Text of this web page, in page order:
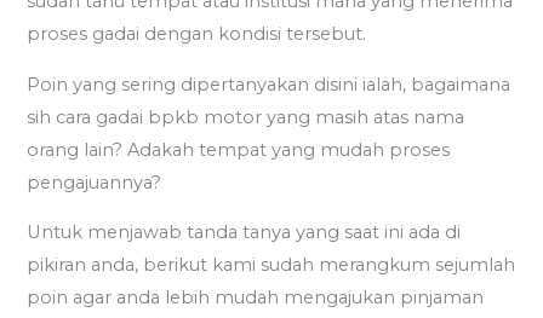
proses gadai dengan kondisi tersebut.
Poin yang sering dipertanyakan disini ialah, bagaimana
sih cara gadai bpkb motor yang masih atas nama
orang lain? Adakah tempat yang mudah proses
pengajuannya?
Untuk menjawab tanda tanya yang saat ini ada di
pikiran anda, berikut kami sudah merangkum sejumlah
poin agar anda lebih mudah mengajukan pinjaman